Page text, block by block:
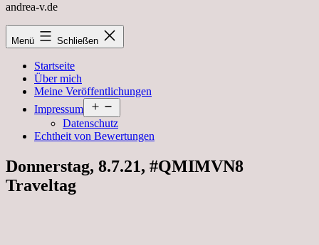
andrea-v.de
Menü Schließen
Startseite
Über mich
Meine Veröffentlichungen
Impressum
öffnen
Datenschutz
Echtheit von Bewertungen
Donnerstag, 8.7.21, #QMIMVN8
Traveltag